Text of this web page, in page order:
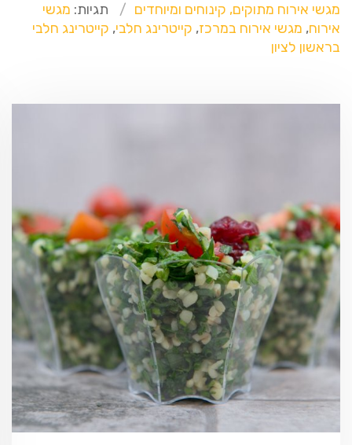
מגשי אירוח מתוקים, קינוחים ומיוחדים
תגיות: מגשי
אירוח, מגשי אירוח במרכז, קייטרינג חלבי, קייטרינג חלבי
בראשון לציון